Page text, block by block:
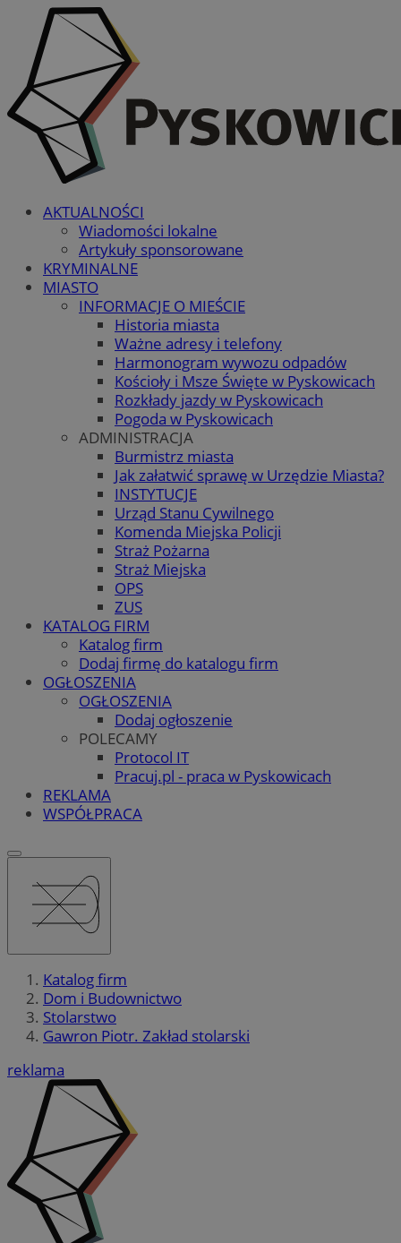
AKTUALNOŚCI
Wiadomości lokalne
Artykuły sponsorowane
KRYMINALNE
MIASTO
INFORMACJE O MIEŚCIE
Historia miasta
Ważne adresy i telefony
Harmonogram wywozu odpadów
Kościoły i Msze Święte w Pyskowicach
Rozkłady jazdy w Pyskowicach
Pogoda w Pyskowicach
ADMINISTRACJA
Burmistrz miasta
Jak załatwić sprawę w Urzędzie Miasta?
INSTYTUCJE
Urząd Stanu Cywilnego
Komenda Miejska Policji
Straż Pożarna
Straż Miejska
OPS
ZUS
KATALOG FIRM
Katalog firm
Dodaj firmę do katalogu firm
OGŁOSZENIA
OGŁOSZENIA
Dodaj ogłoszenie
POLECAMY
Protocol IT
Pracuj.pl - praca w Pyskowicach
REKLAMA
WSPÓŁPRACA
Katalog firm
Dom i Budownictwo
Stolarstwo
Gawron Piotr. Zakład stolarski
reklama